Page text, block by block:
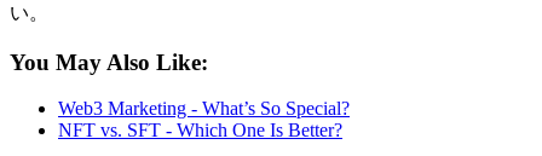
い。
You May Also Like:
Web3 Marketing - What’s So Special?
NFT vs. SFT - Which One Is Better?